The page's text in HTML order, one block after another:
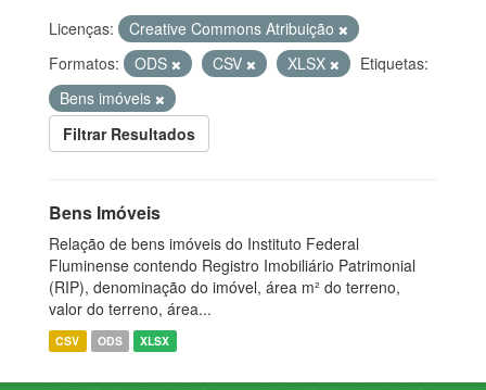
Licenças:
Creative Commons Atribuição
Formatos:
ODS CSV XLSX
Etiquetas:
Bens imóveis
Filtrar Resultados
Bens Imóveis
Relação de bens imóveis do Instituto Federal
Fluminense contendo Registro Imobiliário Patrimonial
(RIP), denominação do imóvel, área m² do terreno,
valor do terreno, área...
CSV ODS XLSX